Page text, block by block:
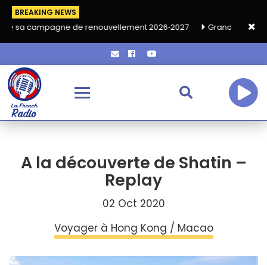
BREAKING NEWS
de renouvellement 2026‑2027 Grand café de rentrée HKA
A la découverte de Shatin –
Replay
02 Oct 2020
Voyager à Hong Kong / Macao